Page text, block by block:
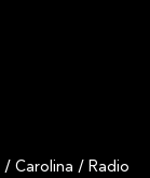
/ Carolina / Radio